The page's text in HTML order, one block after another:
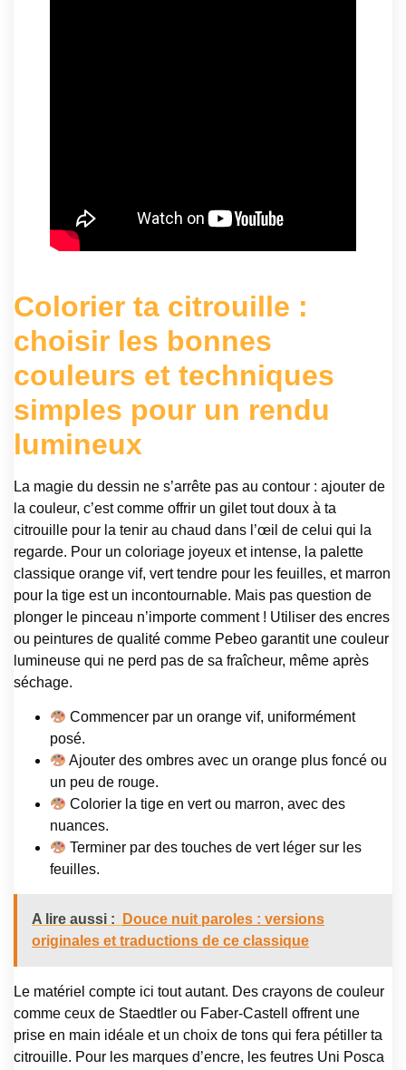
Colorier ta citrouille :
choisir les bonnes
couleurs et techniques
simples pour un rendu
lumineux
La magie du dessin ne s’arrête pas au contour : ajouter de
la couleur, c’est comme offrir un gilet tout doux à ta
citrouille pour la tenir au chaud dans l’œil de celui qui la
regarde. Pour un coloriage joyeux et intense, la palette
classique orange vif, vert tendre pour les feuilles, et marron
pour la tige est un incontournable. Mais pas question de
plonger le pinceau n’importe comment ! Utiliser des encres
ou peintures de qualité comme Pebeo garantit une couleur
lumineuse qui ne perd pas de sa fraîcheur, même après
séchage.
Commencer par un orange vif, uniformément
posé.
Ajouter des ombres avec un orange plus foncé ou
un peu de rouge.
Colorier la tige en vert ou marron, avec des
nuances.
Terminer par des touches de vert léger sur les
feuilles.
A lire aussi :
Douce nuit paroles : versions
originales et traductions de ce classique
Le matériel compte ici tout autant. Des crayons de couleur
comme ceux de Staedtler ou Faber-Castell offrent une
prise en main idéale et un choix de tons qui fera pétiller ta
citrouille. Pour les marques d’encre, les feutres Uni Posca